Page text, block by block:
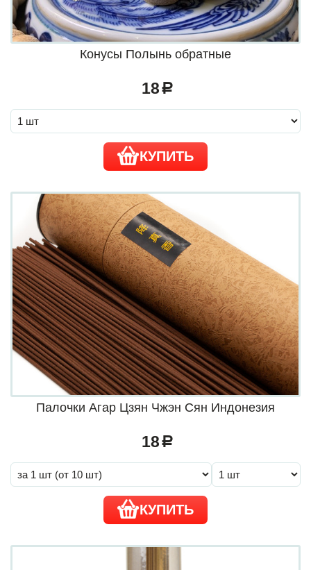
Конусы Полынь обратные
18 a
КУПИТЬ
Палочки Агар Цзян Чжэн Сян Индонезия
18 a
КУПИТЬ